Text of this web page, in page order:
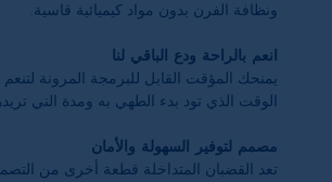
ونظافة الفرن بدون مواد كيميائية قاسية.
انعم بالراحة ودع الباقي لنا
يمنحك المؤقت القابل للبرمجة المرونة
الوقت الذي تود بدء الطهي به ومدة التي
مصمم لتوفير السهولة والأمان
تعد القضبان المتداخلة قطعة أخرى من